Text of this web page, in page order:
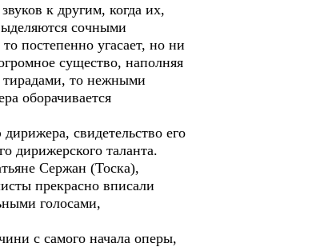
к другим, когда их,
сочными
постепенно угасает, но ни
существо, наполняя
тирадами, то нежными
оборачивается
свидетельство его
дирижерского таланта.
Сержан (Тоска),
прекрасно вписали
голосами,
с самого начала оперы,